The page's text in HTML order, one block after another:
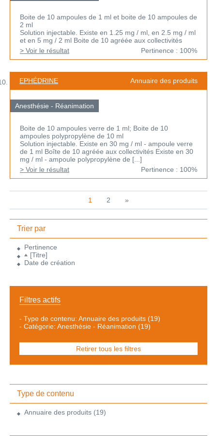
Boite de 10 ampoules de 1 ml et boite de 10 ampoules de
2 ml
Solution injectable. Existe en 1.25 mg / ml, en 2.5 mg / ml
et en 5 mg / 2 ml Boite de 10 agréée aux collectivités
> Voir le résultat
Pertinence : 100%
EPHÉDRINE Annuaire des produits
Anesthésie - Réanimation
Boite de 10 ampoules verre de 1 ml; Boite de 10
ampoules polypropylène de 10 ml
Solution injectable. Existe en 30 mg / ml - ampoule verre
de 1 ml Boîte de 10 agréée aux collectivités Existe en 30
mg / ml - ampoule polypropylène de [...]
> Voir le résultat
Pertinence : 100%
1 2 »
Trier par
Pertinence
[Titre]
Date de création
Filtres actifs
- Type de contenu: Annuaire des produits (19)
- Catégorie: Anesthésie - Réanimation (19)
Retirer tous les filtres
Type de contenu
Annuaire des produits (19)